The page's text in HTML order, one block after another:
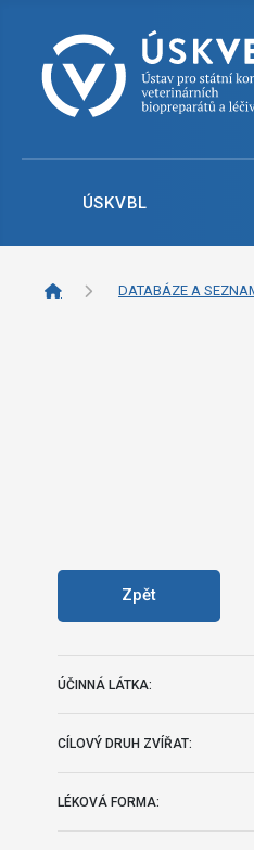
ÚSKVBL
DATABÁZE A
Zpět
ÚČINNÁ LÁTKA:
CÍLOVÝ DRUH ZVÍŘAT:
LÉKOVÁ FORMA: